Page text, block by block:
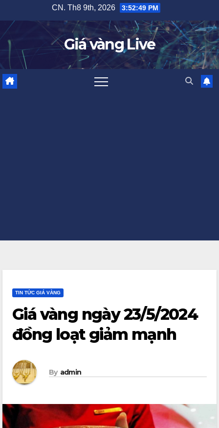
content
CN. Th8 9th, 2026 3:52:50 PM
Giá vàng Live
TIN TỨC GIÁ VÀNG
Giá vàng ngày 23/5/2024
đồng loạt giảm mạnh
By admin